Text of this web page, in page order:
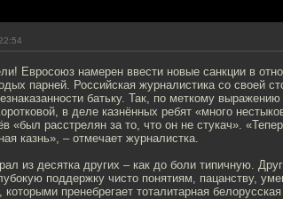
Евросоюз намерен ввести новые санкции в
парней. Российская журналистика со своей
батьку. Так, по меткому
в деле казнённых ребят «много
«был расстрелян за то, что он не стукач».
казнь», – отмечает журналистка.
из десятка других – как до боли типичную.
поддержку чисто понятиям, пацанству,
пренебрегает тоталитарная